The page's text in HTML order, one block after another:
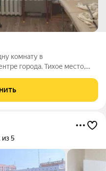
комнату в
города. Тихое место,
Кухня и туалет общие на
из 5